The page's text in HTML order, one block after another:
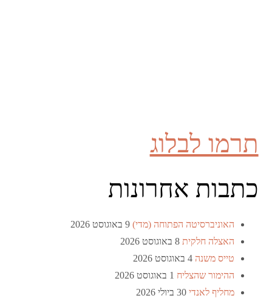
תרמו לבלוג
כתבות אחרונות
האוניברסיטה הפתוחה (מדי) 9 באוגוסט 2026
האצלה חלקית 8 באוגוסט 2026
טייס משנה 4 באוגוסט 2026
ההימור שהצליח 1 באוגוסט 2026
מחליף לאנדי 30 ביולי 2026